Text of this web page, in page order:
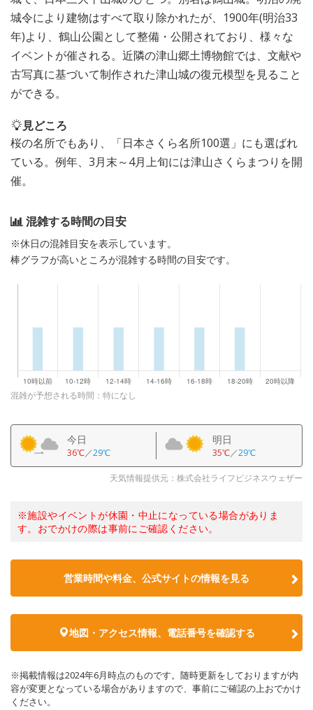
城令により建物はすべて取り除かれたが、1900年(明治33
年)より、鶴山公園として整備・公開されており、様々な
イベントが催される。近隣の津山郷土博物館では、文献や
古写真に基づいて制作された津山城の復元模型を見ること
ができる。
見どころ
桜の名所でもあり、「日本さくら名所100選」にも選ばれ
ている。例年、3月末～4月上旬には津山さくらまつりを開
催。
混雑する時間の目安
※休日の混雑目安を表示しています。
棒グラフが高いところが混雑する時間の目安です。
混雑が予想される時間：特になし
今日
36℃／29℃
明日
35℃／29℃
天気情報提供元：株式会社ライフビジネスウェザー
※施設やイベントが休園・中止になっている場合がありま
す。おでかけの際は事前にご確認ください。
営業時間や料金、公式サイトの情報を見る
地図・アクセス情報、電話番号を確認する
※掲載情報は2024年6月時点のものです。随時更新をしておりますが内
容が変更となっている場合がありますので、事前にご確認の上おでかけ
ください。